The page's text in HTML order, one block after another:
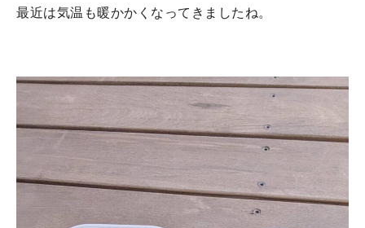
最近は気温も暖かかくなってきましたね。